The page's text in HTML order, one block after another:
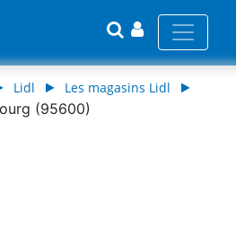
Lidl Les magasins Lidl
(95600)